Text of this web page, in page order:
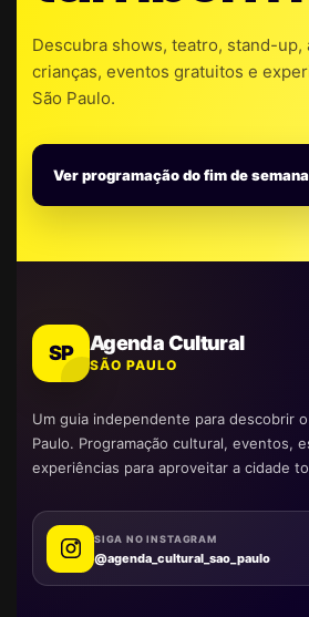
Descubra shows, teatro, stand-up,
crianças, eventos gratuitos e
São Paulo.
Ver programação do fim de semana
SP Agenda Cultural
SÃO PAULO
Um guia independente para descobrir
Paulo. Programação cultural, eventos,
experiências para aproveitar a cidade
SIGA NO INSTAGRAM
@agenda_cultural_sao_paulo